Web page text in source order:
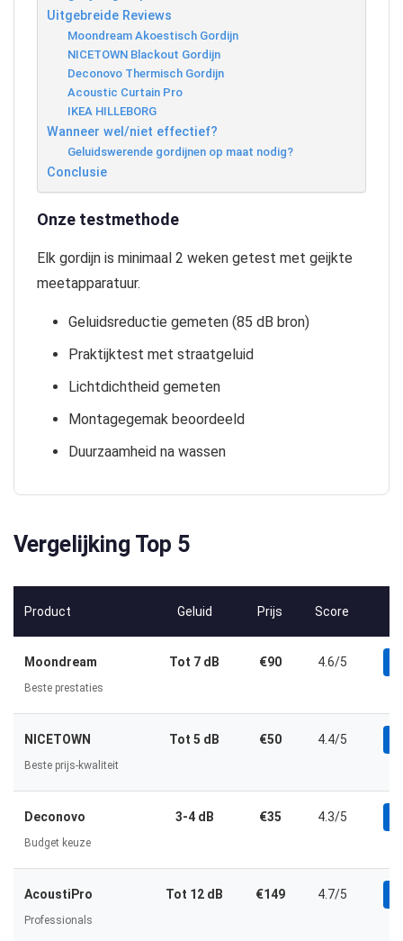
Uitgebreide Reviews
Moondream Akoestisch Gordijn
NICETOWN Blackout Gordijn
Deconovo Thermisch Gordijn
Acoustic Curtain Pro
IKEA HILLEBORG
Wanneer wel/niet effectief?
Geluidswerende gordijnen op maat nodig?
Conclusie
Onze testmethode
Elk gordijn is minimaal 2 weken getest met geijkte
meetapparatuur.
Geluidsreductie gemeten (85 dB bron)
Praktijktest met straatgeluid
Lichtdichtheid gemeten
Montagegemak beoordeeld
Duurzaamheid na wassen
Vergelijking Top 5
Product Geluid Prijs Score
Moondream
Beste prestaties
Tot 7 dB €90 4.6/5
NICETOWN
Beste prijs-kwaliteit
Tot 5 dB €50 4.4/5
Deconovo
Budget keuze
3-4 dB €35 4.3/5
AcoustiPro
Professionals
Tot 12 dB €149 4.7/5